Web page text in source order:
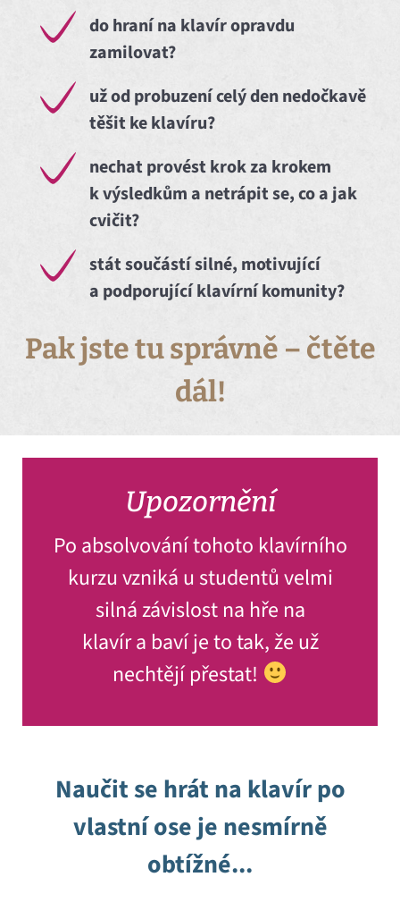
do hraní na klavír opravdu
zamilovat?
už od probuzení celý den nedočkavě
těšit ke klavíru?
nechat provést krok za krokem
k výsledkům a netrápit se, co a jak
cvičit?
stát součástí silné, motivující
a podporující klavírní komunity?
Pak jste tu správně – čtěte
dál!
Upozornění
Po absolvování tohoto klavírního
kurzu vzniká u studentů velmi
silná závislost na hře na
klavír a baví je to tak, že už
nechtějí přestat!
Naučit se hrát na klavír po
vlastní ose je nesmírně
obtížné...